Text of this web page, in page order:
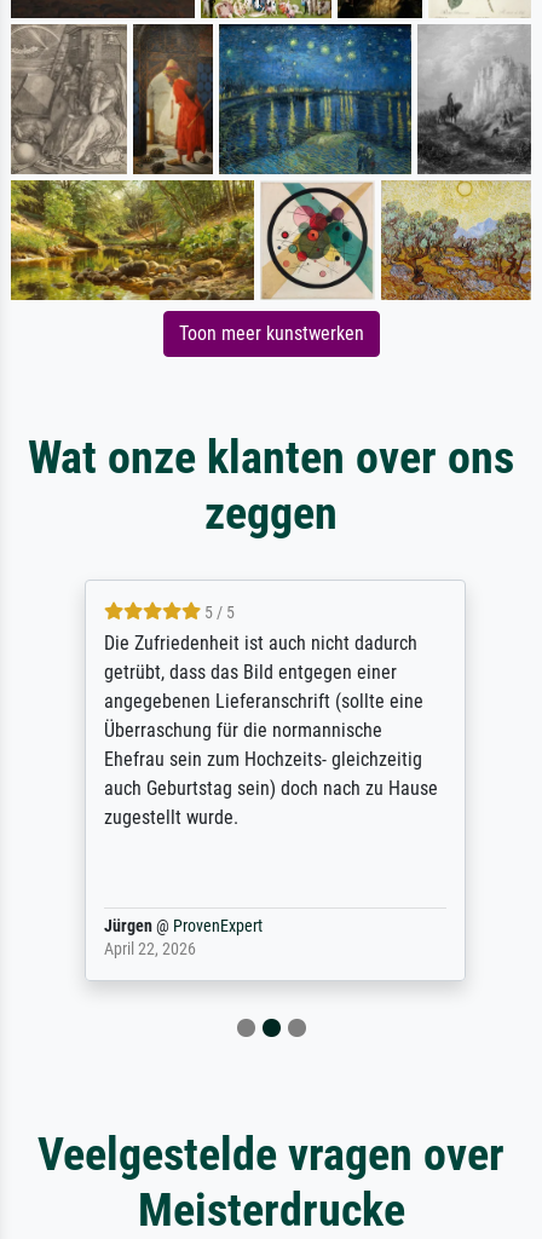
Toon meer kunstwerken
Wat onze klanten over ons
zeggen
5 / 5
Die Zufriedenheit ist auch nicht dadurch
getrübt, dass das Bild entgegen einer
angegebenen Lieferanschrift (sollte eine
Überraschung für die normannische
Ehefrau sein zum Hochzeits- gleichzeitig
auch Geburtstag sein) doch nach zu Hause
zugestellt wurde.
Jürgen@ ProvenExpert
April 22, 2026
Veelgestelde vragen over
Meisterdrucke